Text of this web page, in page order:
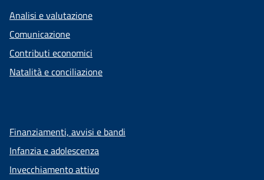
Analisi e valutazione
Comunicazione
Contributi economici
Natalità e conciliazione
Finanziamenti, avvisi e bandi
Infanzia e adolescenza
Invecchiamento attivo